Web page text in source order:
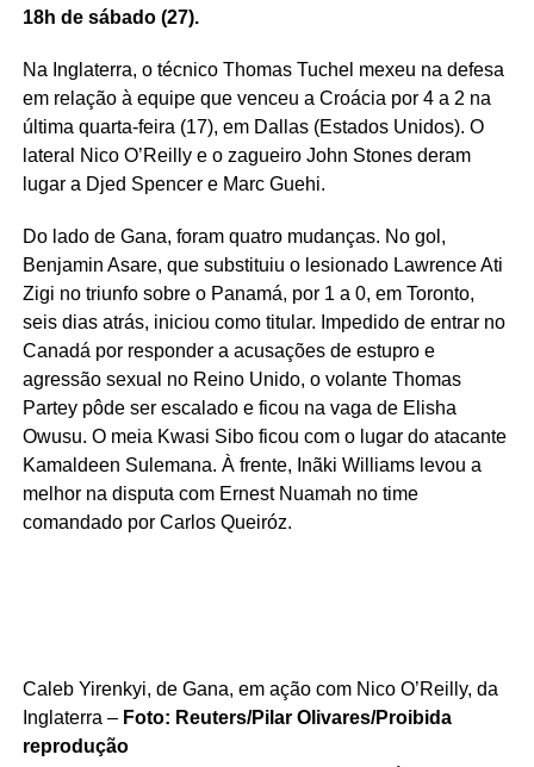
18h de sábado (27).
Na Inglaterra, o técnico Thomas Tuchel mexeu na defesa
em relação à equipe que venceu a Croácia por 4 a 2 na
última quarta-feira (17), em Dallas (Estados Unidos). O
lateral Nico O’Reilly e o zagueiro John Stones deram
lugar a Djed Spencer e Marc Guehi.
Do lado de Gana, foram quatro mudanças. No gol,
Benjamin Asare, que substituiu o lesionado Lawrence Ati
Zigi no triunfo sobre o Panamá, por 1 a 0, em Toronto,
seis dias atrás, iniciou como titular. Impedido de entrar no
Canadá por responder a acusações de estupro e
agressão sexual no Reino Unido, o volante Thomas
Partey pôde ser escalado e ficou na vaga de Elisha
Owusu. O meia Kwasi Sibo ficou com o lugar do atacante
Kamaldeen Sulemana. À frente, Inãki Williams levou a
melhor na disputa com Ernest Nuamah no time
comandado por Carlos Queiróz.
Caleb Yirenkyi, de Gana, em ação com Nico O’Reilly, da
Inglaterra – Foto: Reuters/Pilar Olivares/Proibida
reprodução